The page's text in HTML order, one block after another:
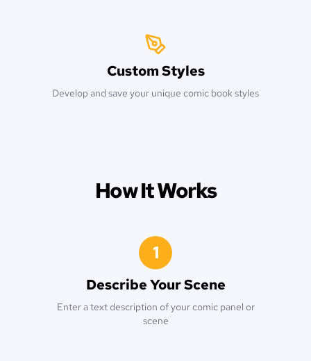
Custom Styles
Develop and save your unique comic book styles
How It Works
1
Describe Your Scene
Enter a text description of your comic panel or
scene